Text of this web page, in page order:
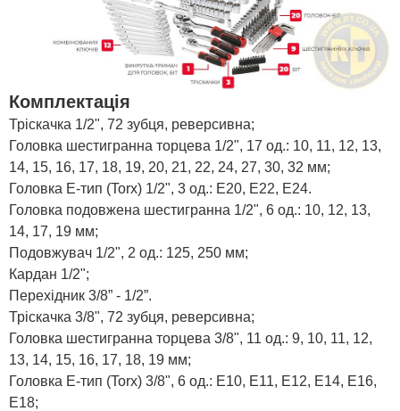
Комплектація
Тріскачка 1/2", 72 зубця, реверсивна;
Головка шестигранна торцева 1/2", 17 од.: 10, 11, 12, 13,
14, 15, 16, 17, 18, 19, 20, 21, 22, 24, 27, 30, 32 мм;
Головка Е-тип (Torx) 1/2", 3 од.: E20, E22, E24.
Головка подовжена шестигранна 1/2", 6 од.: 10, 12, 13,
14, 17, 19 мм;
Подовжувач 1/2", 2 од.: 125, 250 мм;
Кардан 1/2";
Перехідник 3/8” - 1/2”.
Тріскачка 3/8", 72 зубця, реверсивна;
Головка шестигранна торцева 3/8", 11 од.: 9, 10, 11, 12,
13, 14, 15, 16, 17, 18, 19 мм;
Головка Е-тип (Torx) 3/8", 6 од.: E10, E11, E12, E14, E16,
E18;